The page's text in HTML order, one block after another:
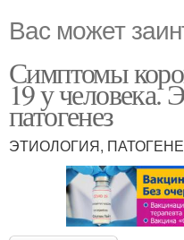
Вас может
Симптомы
19 у человека.
патогенез
ЭТИОЛОГИЯ,